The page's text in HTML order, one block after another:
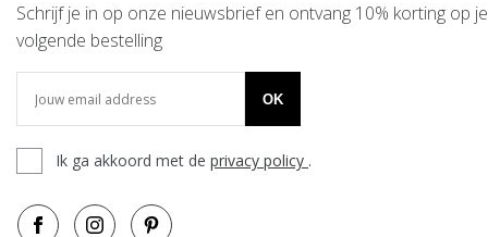
Schrijf je in op onze nieuwsbrief en ontvang 10% korting op je
volgende bestelling
OK
Ik ga akkoord met de privacy policy .